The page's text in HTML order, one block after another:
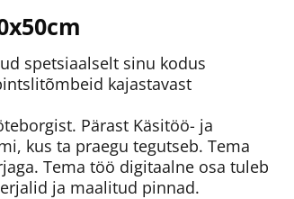
spetsiaalselt sinu kodus
kajastavast
Pärast Käsitöö- ja
kus ta praegu tegutseb. Tema
Tema töö digitaalne osa tuleb
ja maalitud pinnad.